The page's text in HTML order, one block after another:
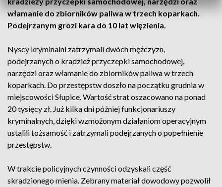
włamanie do zbiorników paliwa w trzech koparkach.
Podejrzanym grozi kara do 10 lat więzienia.
Nyscy kryminalni zatrzymali dwóch mężczyzn,
podejrzanych o kradzież przyczepki samochodowej,
narzędzi oraz włamanie do zbiorników paliwa w trzech
koparkach. Do przestępstw doszło na początku grudnia w
miejscowości Słupice. Wartość strat oszacowano na ponad
20 tysięcy zł. Już kilka dni później funkcjonariuszy
kryminalnych, dzięki wzmożonym działaniom operacyjnym
ustalili tożsamość i zatrzymali podejrzanych o popełnienie
przestępstw.
W trakcie policyjnych czynności odzyskali część
skradzionego mienia. Zebrany materiał dowodowy pozwolił